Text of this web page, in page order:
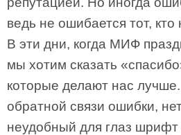
ведь не ошибается тот, кто
В эти дни, когда МИФ
мы хотим сказать
которые делают нас
обратной связи ошибки,
неудобный для глаз